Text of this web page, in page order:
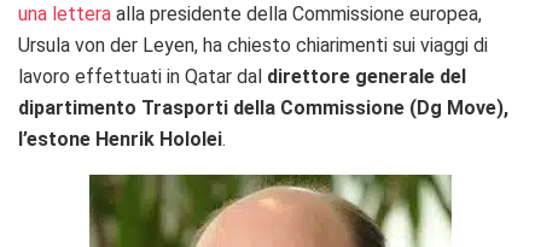
una lettera alla presidente della Commissione europea,
Ursula von der Leyen, ha chiesto chiarimenti sui viaggi di
lavoro effettuati in Qatar dal direttore generale del
dipartimento Trasporti della Commissione (Dg Move),
l’estone Henrik Hololei.